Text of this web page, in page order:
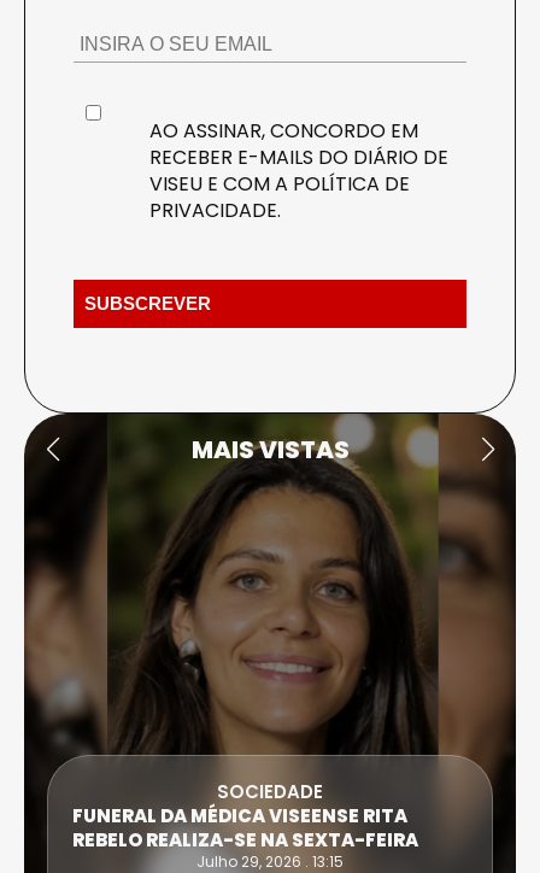
AO ASSINAR, CONCORDO EM
RECEBER E-MAILS DO DIÁRIO DE
VISEU E COM A POLÍTICA DE
PRIVACIDADE.
MAIS VISTAS
ATLETA DE CASTRO DAIRE SUPERA
EXTREMA DO TRIATLO E TORNA-SE
IRONWOMAN
Julho 28, 2026 . 16:14